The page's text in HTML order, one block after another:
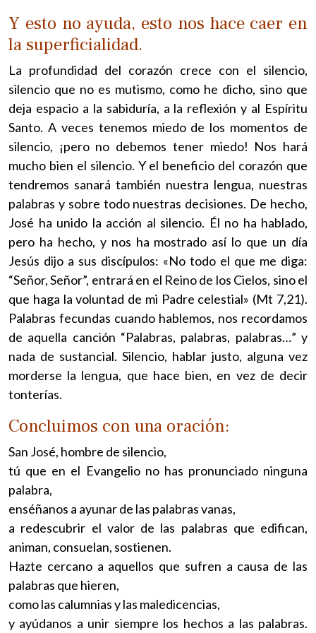
Y esto no ayuda, esto nos hace caer en
la superficialidad.
La profundidad del corazón crece con el silencio,
silencio que no es mutismo, como he dicho, sino que
deja espacio a la sabiduría, a la reflexión y al Espíritu
Santo. A veces tenemos miedo de los momentos de
silencio, ¡pero no debemos tener miedo! Nos hará
mucho bien el silencio. Y el beneficio del corazón que
tendremos sanará también nuestra lengua, nuestras
palabras y sobre todo nuestras decisiones. De hecho,
José ha unido la acción al silencio. Él no ha hablado,
pero ha hecho, y nos ha mostrado así lo que un día
Jesús dijo a sus discípulos: «No todo el que me diga:
“Señor, Señor”, entrará en el Reino de los Cielos, sino el
que haga la voluntad de mi Padre celestial» (Mt 7,21).
Palabras fecundas cuando hablemos, nos recordamos
de aquella canción “Palabras, palabras, palabras…” y
nada de sustancial. Silencio, hablar justo, alguna vez
morderse la lengua, que hace bien, en vez de decir
tonterías.
Concluimos con una oración:
San José, hombre de silencio,
tú que en el Evangelio no has pronunciado ninguna
palabra,
enséñanos a ayunar de las palabras vanas,
a redescubrir el valor de las palabras que edifican,
animan, consuelan, sostienen.
Hazte cercano a aquellos que sufren a causa de las
palabras que hieren,
como las calumnias y las maledicencias,
y ayúdanos a unir siempre los hechos a las palabras.